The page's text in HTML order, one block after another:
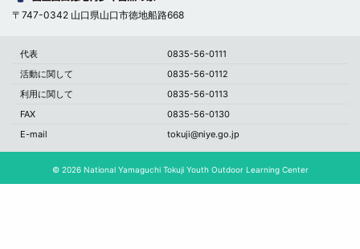
〒747-0342 山口県山口市徳地船路668
代表
0835-56-0111
活動に関して
0835-56-0112
利用に関して
0835-56-0113
FAX
0835-56-0130
E-mail
tokuji@niye.go.jp
© 2026 National Yamaguchi Tokuji Youth Outdoor Learning Center